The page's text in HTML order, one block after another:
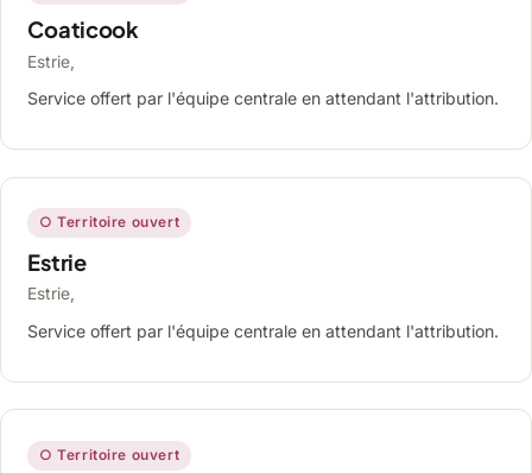
Coaticook
Estrie,
Service offert par l'équipe centrale en attendant l'attribution.
○ Territoire ouvert
Estrie
Estrie,
Service offert par l'équipe centrale en attendant l'attribution.
○ Territoire ouvert